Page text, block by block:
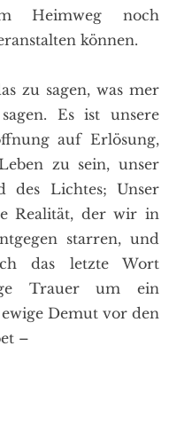
Heimweg noch
können.
zu sagen, was mer
Es ist unsere
auf Erlösung,
zu sein, unser
des Lichtes; Unser
Realität, der wir in
starren, und
das letzte Wort
Trauer um ein
Demut vor den
–